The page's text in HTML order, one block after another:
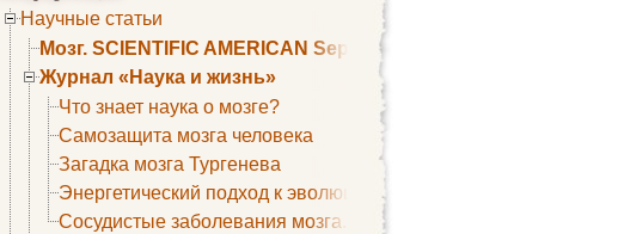
Научные статьи
Мозг. SCIENTIFIC AMERICAN September 1979
Журнал «Наука и жизнь»
Что знает наука о мозге?
Самозащита мозга человека
Загадка мозга Тургенева
Энергетический подход к эволюции мозга
Сосудистые заболевания мозга. Все может начаться с